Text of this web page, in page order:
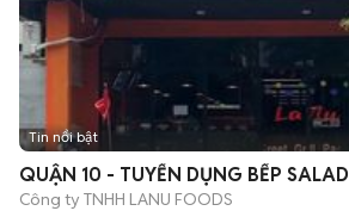
Tin nổi bật
QUẬN 10 - TUYỂN DỤNG BẾP SALAD
Công ty TNHH LANU FOODS